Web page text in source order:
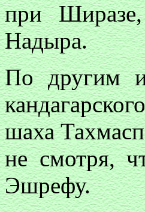
при
Надыра.
По другим
шаха
не смотря,
Эшрефу.